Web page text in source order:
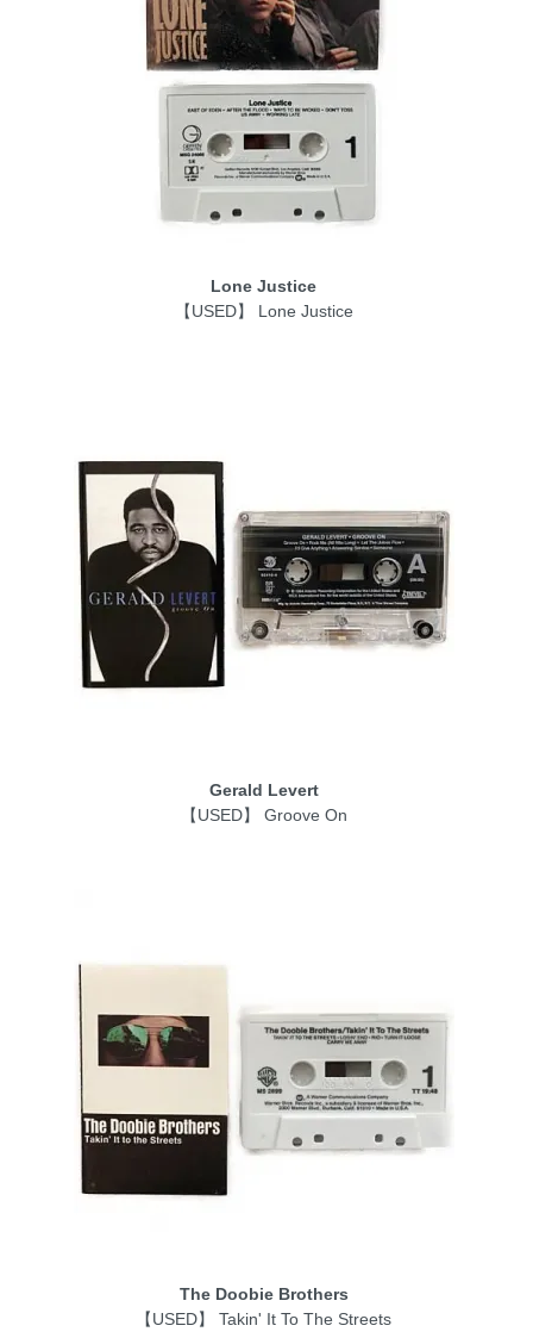
Lone Justice
【USED】 Lone Justice
Gerald Levert
【USED】 Groove On
The Doobie Brothers
【USED】 Takin' It To The Streets